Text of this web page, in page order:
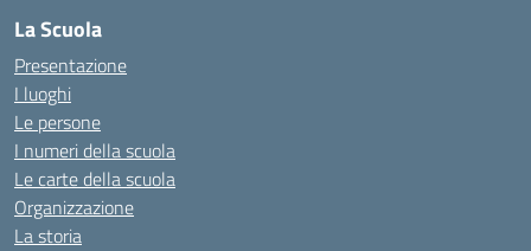
La Scuola
Presentazione
I luoghi
Le persone
I numeri della scuola
Le carte della scuola
Organizzazione
La storia